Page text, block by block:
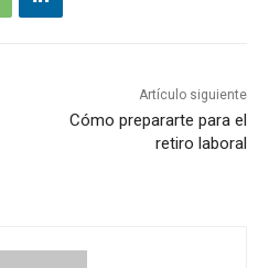
Artículo siguiente
Cómo prepararte para el
retiro laboral